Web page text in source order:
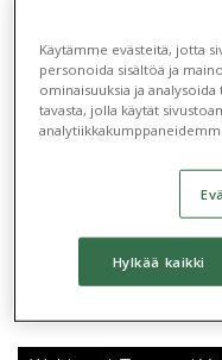
Koulutuspäivät
2026
Katso
ja nopeaa
Käytämme evästeitä, jotta
personoida sisältöä ja
ominaisuuksia ja
tavasta, jolla käytät
Hylkää kaikki